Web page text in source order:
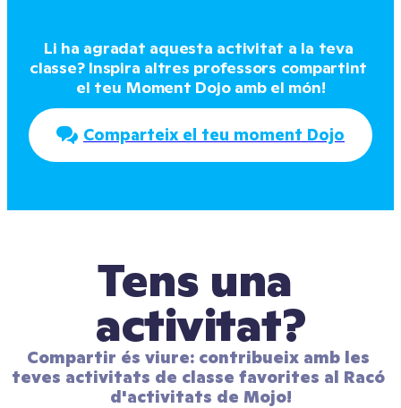
Li ha agradat aquesta activitat a la teva
classe? Inspira altres professors compartint
el teu Moment Dojo amb el món!
Comparteix el teu moment Dojo
Tens una
activitat?
Compartir és viure: contribueix amb les
teves activitats de classe favorites al Racó
d'activitats de Mojo!